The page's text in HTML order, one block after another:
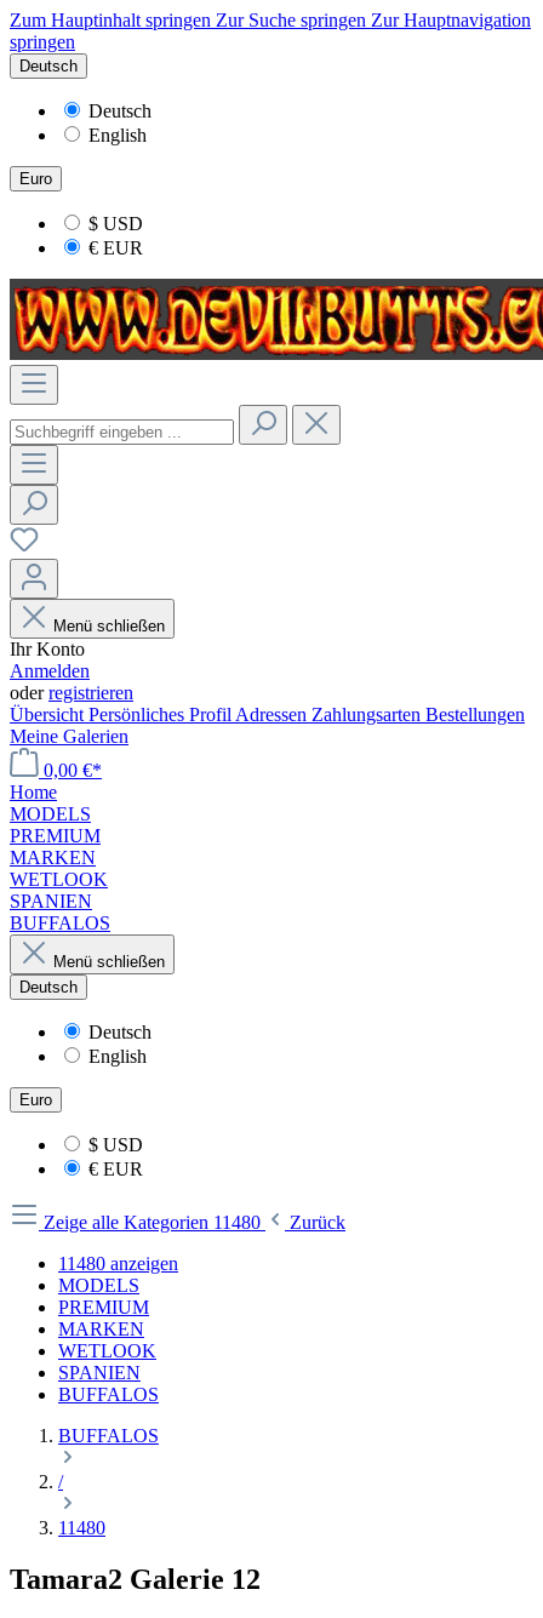
Zum Hauptinhalt springen Zur Suche springen Zur Hauptnavigation
springen
Deutsch
Deutsch
English
Euro
$ USD
€ EUR
Menü schließen
Ihr Konto
Anmelden
oderregistrieren
Übersicht Persönliches Profil Adressen Zahlungsarten Bestellungen
Meine Galerien
0,00 €*
Home
MODELS
PREMIUM
MARKEN
WETLOOK
SPANIEN
BUFFALOS
Menü schließen
Deutsch
Deutsch
English
Euro
$ USD
€ EUR
Zeige alle Kategorien 11480
Zurück
11480 anzeigen
MODELS
PREMIUM
MARKEN
WETLOOK
SPANIEN
BUFFALOS
BUFFALOS
/
11480
Tamara2 Galerie 12